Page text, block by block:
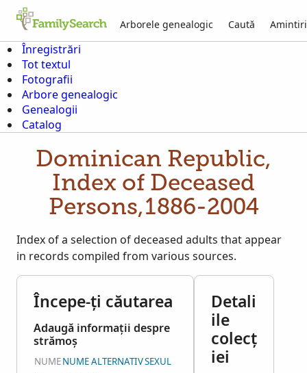
Arborele genealogic Caută Amintiri
Înregistrări
Tot textul
Fotografii
Arbore genealogic
Genealogii
Catalog
Dominican Republic,
Index of Deceased
Persons,1886-2004
Index of a selection of deceased adults that appear
in records compiled from various sources.
Începe-ți căutarea
Adaugă informații despre
strămoș
NUMENUME ALTERNATIVSEXUL
Detali
ile
colecț
iei